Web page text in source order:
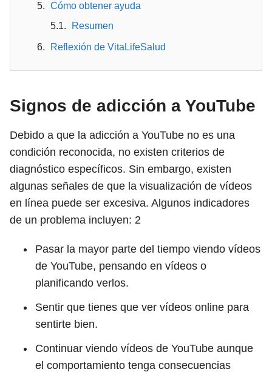
Cómo obtener ayuda
Resumen
Reflexión de VitaLifeSalud
Signos de adicción a YouTube
Debido a que la adicción a YouTube no es una
condición reconocida, no existen criterios de
diagnóstico específicos. Sin embargo, existen
algunas señales de que la visualización de vídeos
en línea puede ser excesiva. Algunos indicadores
de un problema incluyen: 2
Pasar la mayor parte del tiempo viendo vídeos
de YouTube, pensando en vídeos o
planificando verlos.
Sentir que tienes que ver vídeos online para
sentirte bien.
Continuar viendo vídeos de YouTube aunque
el comportamiento tenga consecuencias